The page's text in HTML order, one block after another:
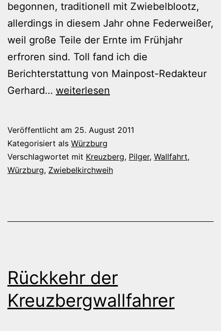
begonnen, traditionell mit Zwiebelblootz,
allerdings in diesem Jahr ohne Federweißer,
weil große Teile der Ernte im Frühjahr
erfroren sind. Toll fand ich die
Berichterstattung von Mainpost-Redakteur
Gerhard… Ziebeleskirchweih
weiterlesen
Veröffentlicht am 25. August 2011
Kategorisiert als Würzburg
Verschlagwortet mit Kreuzberg, Pilger, Wallfahrt,
Würzburg, Zwiebelkirchweih
Rückkehr der
Kreuzbergwallfahrer